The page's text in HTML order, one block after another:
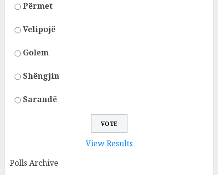
Përmet
Velipojë
Golem
Shëngjin
Sarandë
View Results
Polls Archive